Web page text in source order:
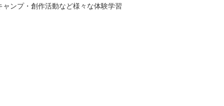
ンプ・創作活動など様々な体験学習